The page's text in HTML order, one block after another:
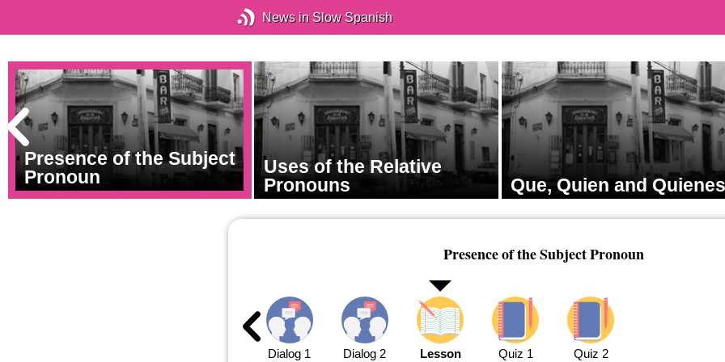
News in Slow Spanish
Presence of the Subject
Pronoun
Uses of the Relative
Pronouns
Que, Quien and Quienes
Presence of the Subject Pronoun
Dialog 1 Dialog 2 Lesson Quiz 1 Quiz 2